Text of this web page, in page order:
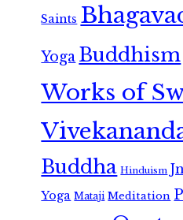
Saints
Yoga Buddhism
Works of
Buddha Hinduism
Yoga Mataji Meditation